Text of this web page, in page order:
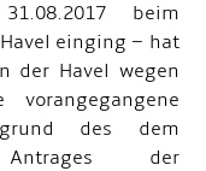
beim
einging – hat
der Havel wegen
des dem
der